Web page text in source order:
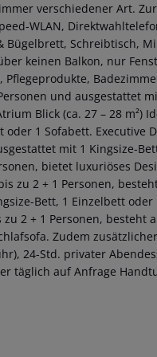
verschiedener Art.
WLAN,
Bügelbrett, Schreibtisch,
keinen Balkon, nur
Pflegeprodukte,
und ausgestattet
Blick (ca. 27 – 28 m²)
oder 1 Sofabett. Executive
mit 1 Kingsize-
bietet luxuriöses
zu 2 + 1 Personen,
Bett, 1 Einzelbett oder
zu 2 + 1 Personen, besteht
Zudem
24-Std. privater
täglich auf Anfrage